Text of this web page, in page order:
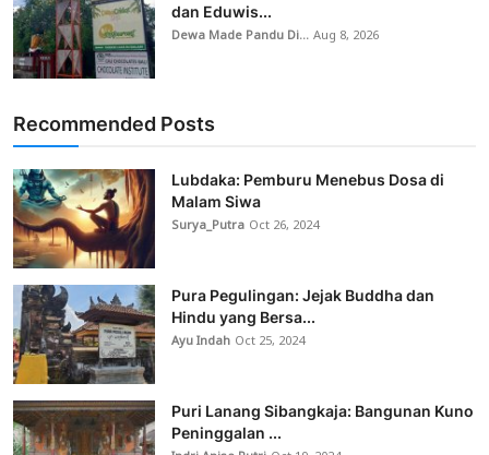
dan Eduwis...
Dewa Made Pandu Di...Aug 8, 2026
Recommended Posts
Lubdaka: Pemburu Menebus Dosa di
Malam Siwa
Surya_Putra Oct 26, 2024
Pura Pegulingan: Jejak Buddha dan
Hindu yang Bersa...
Ayu Indah Oct 25, 2024
Puri Lanang Sibangkaja: Bangunan Kuno
Peninggalan ...